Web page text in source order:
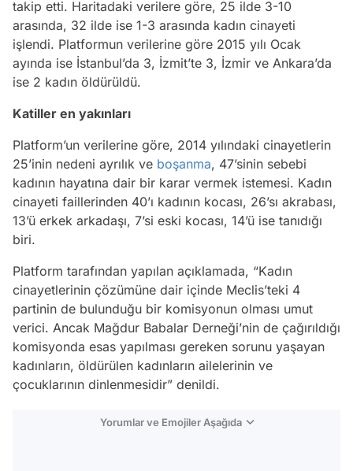
takip etti. Haritadaki verilere göre, 25 ilde 3-10
arasında, 32 ilde ise 1-3 arasında kadın cinayeti
işlendi. Platformun verilerine göre 2015 yılı Ocak
ayında ise İstanbul’da 3, İzmit’te 3, İzmir ve Ankara’da
ise 2 kadın öldürüldü.
Katiller en yakınları
Platform’un verilerine göre, 2014 yılındaki cinayetlerin
25’inin nedeni ayrılık ve boşanma, 47’sinin sebebi
kadının hayatına dair bir karar vermek istemesi. Kadın
cinayeti faillerinden 40’ı kadının kocası, 26’sı akrabası,
13’ü erkek arkadaşı, 7’si eski kocası, 14’ü ise tanıdığı
biri.
Platform tarafından yapılan açıklamada, “Kadın
cinayetlerinin çözümüne dair içinde Meclis’teki 4
partinin de bulunduğu bir komisyonun olması umut
verici. Ancak Mağdur Babalar Derneği’nin de çağırıldığı
komisyonda esas yapılması gereken sorunu yaşayan
kadınların, öldürülen kadınların ailelerinin ve
çocuklarının dinlenmesidir” denildi.
Yorumlar ve Emojiler Aşağıda